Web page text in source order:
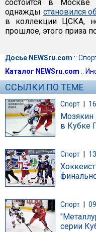
состоится в
однажды становился
в коллекции ЦСКА,
прошлое, этого приза
Досье NEWSru.com ::
Каталог NEWSru.com ::
ССЫЛКИ ПО ТЕМЕ
Спорт |
Мозякин
в Кубке
Спорт
Спорт
серии